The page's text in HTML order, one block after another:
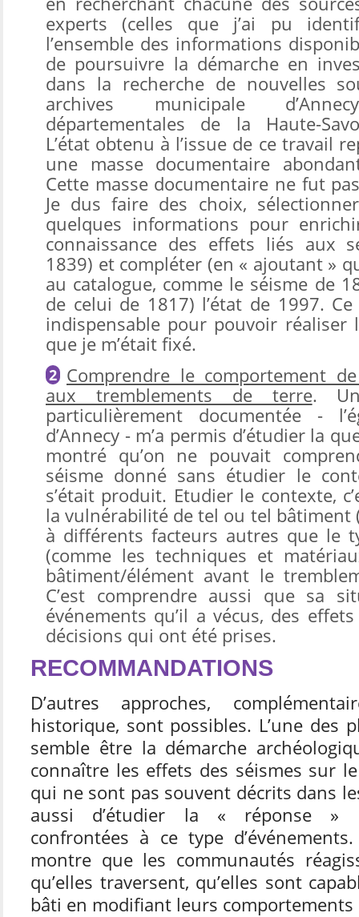
experts (celles que j’ai pu
l’ensemble des informations
de poursuivre la démarche en
dans la recherche de nouvelles
archives municipale
départementales de la Haute-
L’état obtenu à l’issue de ce travail
une masse documentaire
Cette masse documentaire ne fut
Je dus faire des choix,
quelques informations pour
connaissance des effets liés aux
1839) et compléter (en « ajoutant »
au catalogue, comme le séisme de
de celui de 1817) l’état de 1997.
indispensable pour pouvoir réaliser
que je m’était fixé.
Comprendre le comportement
aux tremblements de terre.
particulièrement documentée -
d’Annecy - m’a permis d’étudier la
montré qu’on ne pouvait
séisme donné sans étudier le
s’était produit. Etudier le contexte,
la vulnérabilité de tel ou tel bâtiment
à différents facteurs autres que le
(comme les techniques et
bâtiment/élément avant le
C’est comprendre aussi que sa
événements qu’il a vécus, des
décisions qui ont été prises.
RECOMMANDATIONS
D’autres approches,
historique, sont possibles. L’une des
semble être la démarche
connaître les effets des séismes sur
qui ne sont pas souvent décrits dans
aussi d’étudier la « réponse »
confrontées à ce type
montre que les communautés
qu’elles traversent, qu’elles sont
bâti en modifiant leurs